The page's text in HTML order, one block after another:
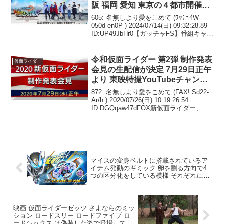
阪 福岡 愛知 東京の４都市開催
FS史上最大人数が登場 加治木も
いるしシークレットゲストのシル
エットにはすごい見覚えがある
605: 名無しより愛をこめて (ﾜｯﾁｮｲW
050d-en0P ) 2024/07/14(日) 09:32:28.89
ID:UP49JbHr0【ガッチャFS】番組キャス
仮面ライダー
令和仮面ライダー 第2弾 制作発表
会見の生配信が決定 7月29日正午
より 東映特撮YouTubeチャンネ
ル他にて 告知画像の赤のベース
に青の一ラインが新ライダーのイ
メージカラーだろうか
872: 名無しより愛をこめて (FAX! Sd22-
Ar/h ) 2020/07/26(日) 10:19:26.54
ID:DGQqaw47dFOX新仮面ライダー、制
マイスの変身ベルトに搭載されているア
イテム発動のギミック 卵を割る方向で4
つの区分化をしている模様 それぞれに対
映画 仮面ライダーゼッツ さよならのミッ
ション ロードスリー ロードファイブ ロ